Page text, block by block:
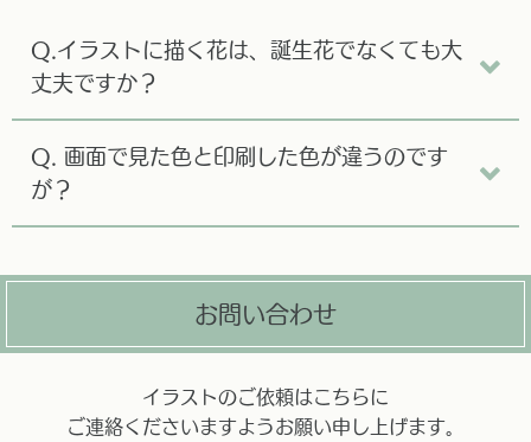
Q.イラストに描く花は、誕生花でなくても大
丈夫ですか？
Q. 画面で見た色と印刷した色が違うのです
が？
お問い合わせ
イラストのご依頼はこちらに
ご連絡くださいますようお願い申し上げます。